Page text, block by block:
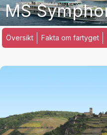
MS
Översikt Fakta om fartyget